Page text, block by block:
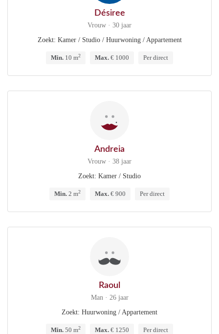
Désiree
Vrouw · 30 jaar
Zoekt: Kamer / Studio / Huurwoning / Appartement
Min. 10 m2 Max. € 1000 Per direct
Andreia
Vrouw · 38 jaar
Zoekt: Kamer / Studio
Min. 2 m2 Max. € 900 Per direct
Raoul
Man · 26 jaar
Zoekt: Huurwoning / Appartement
Min. 50 m2 Max. € 1250 Per direct